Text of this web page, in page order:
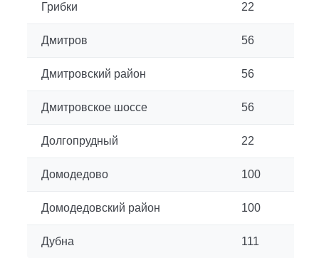
Грибки 22
Дмитров 56
Дмитровский район 56
Дмитровское шоссе 56
Долгопрудный 22
Домодедово 100
Домодедовский район 100
Дубна 111